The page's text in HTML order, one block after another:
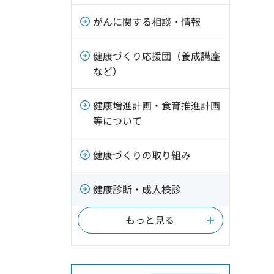
がんに関する相談・情報
健康づくり応援団（養成講座
など）
健康増進計画・食育推進計画
等について
健康づくりの取り組み
健康診断・成人検診
もっと見る